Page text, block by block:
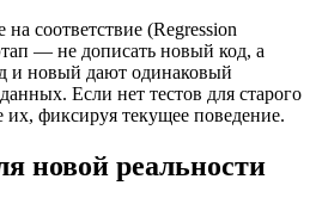
на соответствие (Regression
— не дописать новый код, а
и новый дают одинаковый
Если нет тестов для старого
фиксируя текущее поведение.
новой реальности